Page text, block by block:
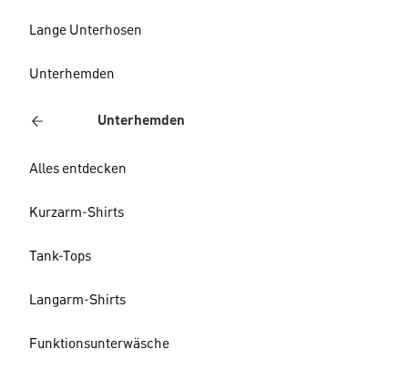
Lange Unterhosen
Unterhemden
Unterhemden
Alles entdecken
Kurzarm-Shirts
Tank-Tops
Langarm-Shirts
Funktionsunterwäsche